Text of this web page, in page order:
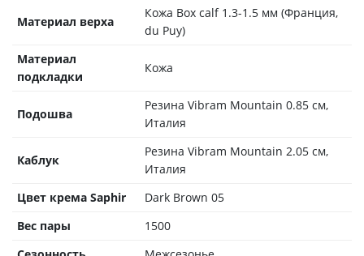
Материал верха
Кожа Box calf 1.3-1.5 мм (Франция,
du Puy)
Материал
подкладки
Кожа
Подошва
Резина Vibram Mountain 0.85 см,
Италия
Каблук
Резина Vibram Mountain 2.05 см,
Италия
Цвет крема Saphir
Dark Brown 05
Вес пары
1500